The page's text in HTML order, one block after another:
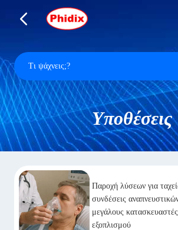
Υποθέσεις
Παροχή λύσεων για
συνδέσεις
μεγάλους
εξοπλισμού